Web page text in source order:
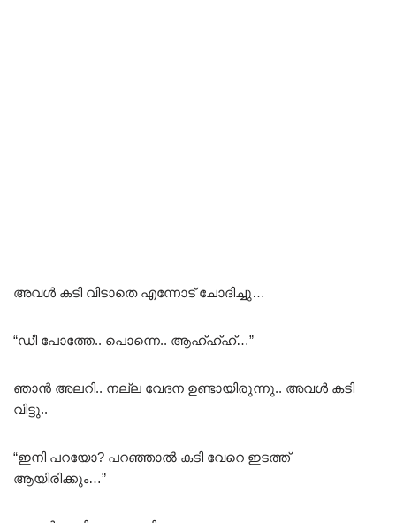
അവൾ കടി വിടാതെ എന്നോട് ചോദിച്ചു…
“ഡീ പോത്തേ.. പൊന്നെ.. ആഹ്ഹ്ഹ്…”
ഞാൻ അലറി.. നല്ല വേദന ഉണ്ടായിരുന്നു.. അവൾ കടി
വിട്ടു..
“ഇനി പറയോ? പറഞ്ഞാൽ കടി വേറെ ഇടത്ത്
ആയിരിക്കും…”